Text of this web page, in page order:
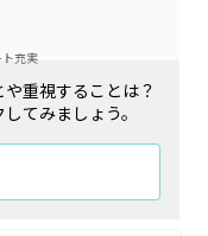
充実
重視することは？
てみましょう。